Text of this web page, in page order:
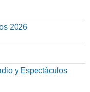
2026
y Espectáculos